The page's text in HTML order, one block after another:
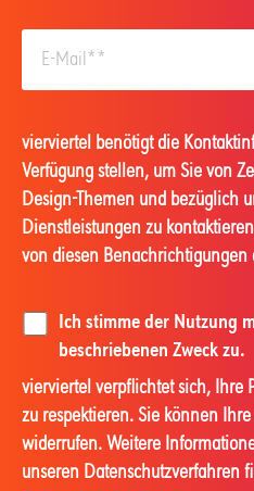
vierviertel benötigt die
Verfügung stellen, um Sie von
Design-Themen und bezüglich
Dienstleistungen zu
von diesen Benachrichtigungen
Ich stimme der Nutzung
beschriebenen Zweck zu.
vierviertel verpflichtet sich, Ihre
zu respektieren. Sie können
widerrufen. Weitere
unseren Datenschutzverfahren